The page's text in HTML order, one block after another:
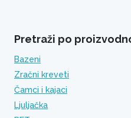
Pretraži po
Bazeni
Zračni kreveti
Čamci i kajaci
Ljuljačka